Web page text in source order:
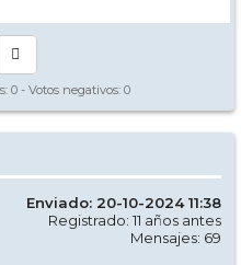
0 - Votos negativos: 0
Enviado: 20-10-2024 11:38
Registrado: 11 años antes
Mensajes: 69